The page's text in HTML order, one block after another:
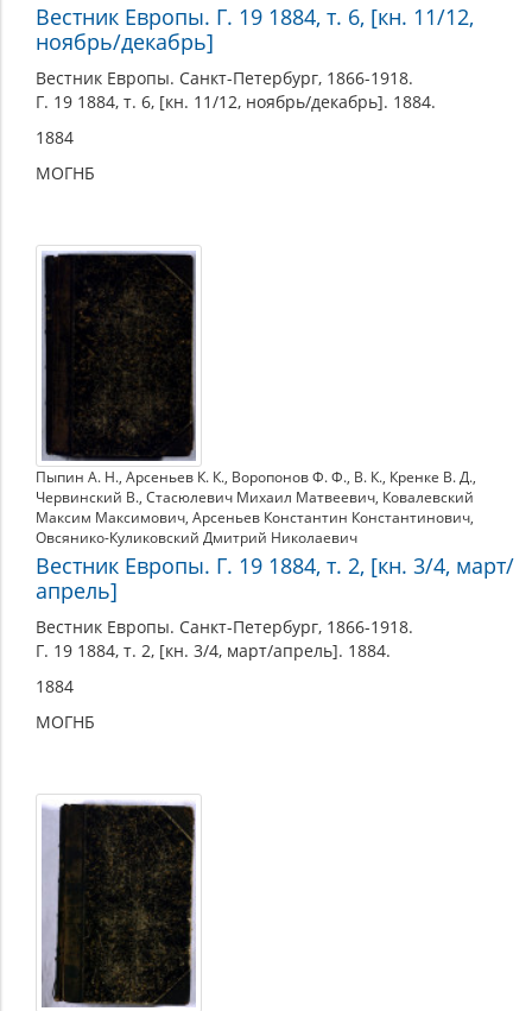
Вестник Европы. Г. 19 1884, т. 6, [кн. 11/12,
ноябрь/декабрь]
Вестник Европы. Санкт-Петербург, 1866-1918.
Г. 19 1884, т. 6, [кн. 11/12, ноябрь/декабрь]. 1884.
1884
МОГНБ
Пыпин А. Н., Арсеньев К. К., Воропонов Ф. Ф., В. К., Кренке В. Д.,
Червинский В., Стасюлевич Михаил Матвеевич, Ковалевский
Максим Максимович, Арсеньев Константин Константинович,
Овсянико-Куликовский Дмитрий Николаевич
Вестник Европы. Г. 19 1884, т. 2, [кн. 3/4, март/
апрель]
Вестник Европы. Санкт-Петербург, 1866-1918.
Г. 19 1884, т. 2, [кн. 3/4, март/апрель]. 1884.
1884
МОГНБ